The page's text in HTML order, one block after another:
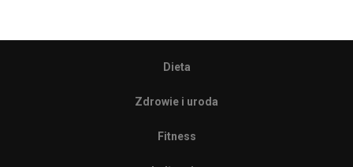
Dieta
Zdrowie i uroda
Fitness